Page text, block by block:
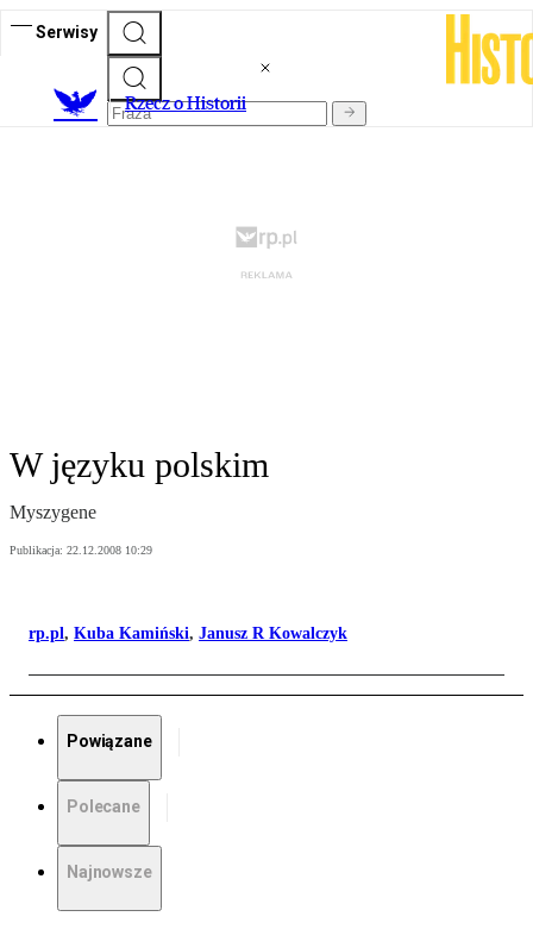
Serwisy
Rzecz o Historii
W języku polskim
Myszygene
Publikacja: 22.12.2008 10:29
rp.pl, Kuba Kamiński, Janusz R Kowalczyk
Powiązane
Polecane
Najnowsze